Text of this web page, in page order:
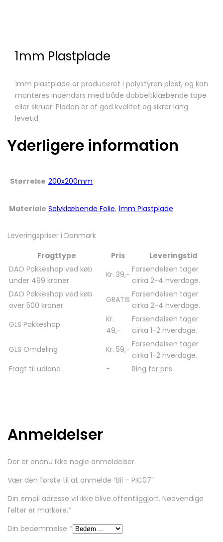
1mm Plastplade
1mm plastplade er produceret i polystyren plast, og kan
monteres indendørs med både dobbeltklæbende tape
eller skruer. Pladen er af god kvalitet og sikrer lang
levetid.
Yderligere information
Størrelse 200x200mm
Materiale Selvklæbende Folie, 1mm Plastplade
Leveringspriser i Danmark
Fragttype
Pris
Leveringstid
DAO Pakkeshop ved køb
under 499 kroner
Kr. 39,-
Forsendelsen tager
cirka 2-4 hverdage.
DAO Pakkeshop ved køb
over 500 kroner
GRATIS
Forsendelsen tager
cirka 2-4 hverdage.
GLS Pakkeshop
Kr.
49,-
Forsendelsen tager
cirka 1-2 hverdage.
GLS Omdeling
Kr. 59,-
Forsendelsen tager
cirka 1-2 hverdage.
Fragt til udland
- Ring for pris
Anmeldelser
Der er endnu ikke nogle anmeldelser.
Vær den første til at anmelde “Bil – PIC07”
Din email adresse vil ikke blive offentliggjort. Nødvendige
felter er markere.*
Din bedømmelse *